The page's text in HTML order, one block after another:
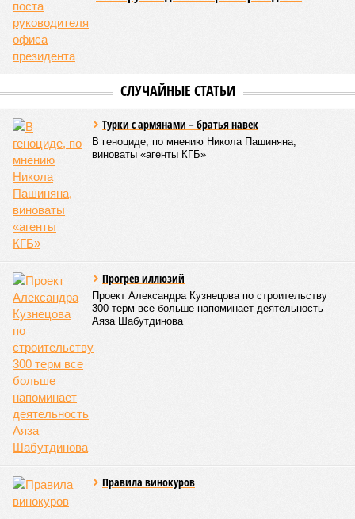
национализировать пути сообщения и, естественно,
ничего РЖД не компенсировать. Модернизация железных
дорог Армении за счёт России в Ереване считается
совершенно естественной»
Андрей Суздальцев.
естественным считается вкладываться в закавказскую
«железку» тогда, когда на российских железных дорогах не
тольконе решенынынешние проблемы, но и постоянно
возникают
Белозёров?
Гарник Туманян, политолог
– Вероятно, в случае разрыва концессии Пашинян со
инициировать новый проект на территории Армении
подобно трамповскому TRIPP, где будет создана
европейская концессия для управления путями, а
доходы от эксплуатации путей будут делиться плюс-
минус в таком же соотношении, как с американцами
(74% – Вашингтону, 26% – Еревану).
Мирослава Регинская, публицист
– Довольно вероятным представляется вариант
развития событий, при котором после ухода РЖД
спонсора. Вряд ли Пашинян стал бы провоцировать
РЖД совсем без гарантий. В сущности, это очередной
и привычный уже «слив» России бывшими союзниками.